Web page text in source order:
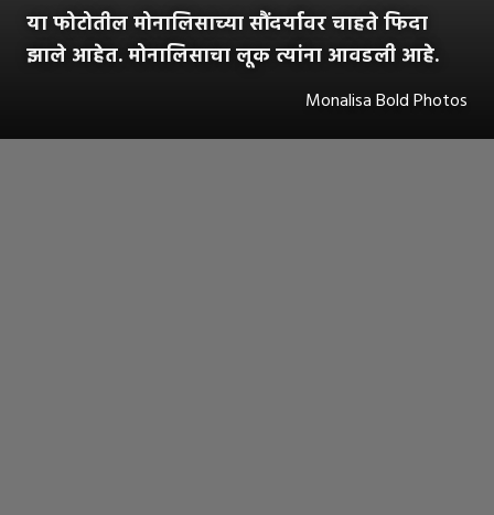
या फोटोतील मोनालिसाच्या सौंदर्यावर चाहते फिदा
झाले आहेत. मोनालिसाचा लूक त्यांना आवडली आहे.
Monalisa Bold Photos